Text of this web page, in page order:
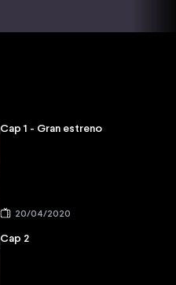
Cap 1 - Gran estreno
20/04/2020
Cap 2